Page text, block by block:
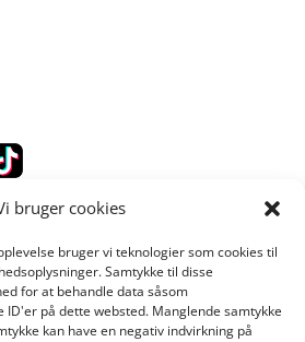
bruger cookies
bruger vi teknologier som cookies til
Samtykke til disse
for at behandle data såsom
på dette websted. Manglende samtykke
kan have en negativ indvirkning på